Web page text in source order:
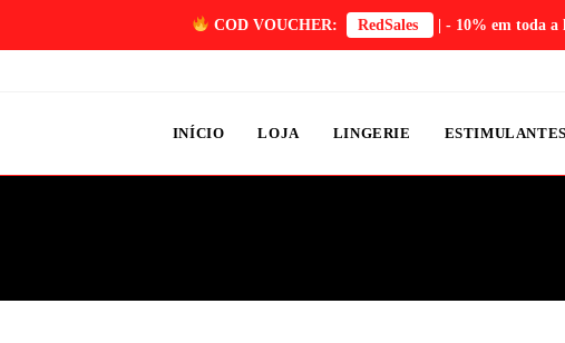
COD VOUCHER: RedSales | - 10% em toda
INÍCIO LOJA LINGERIE ESTIMULANTES